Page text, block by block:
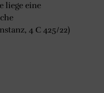
liege eine
4 C 425/22)